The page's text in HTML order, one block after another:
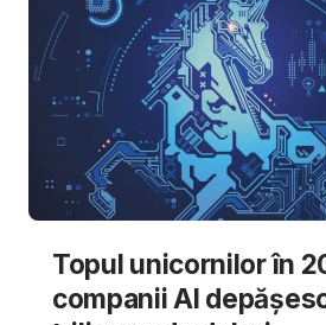
Topul unicornilor în
companii AI